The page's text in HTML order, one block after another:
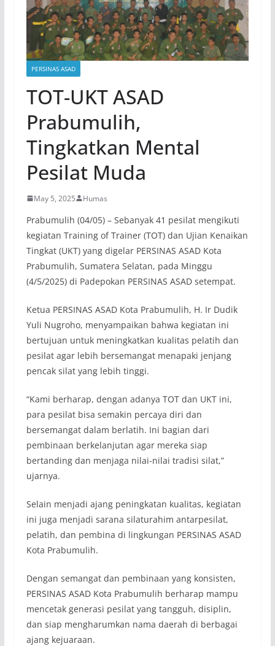
PERSINAS ASAD
TOT-UKT ASAD
Prabumulih,
Tingkatkan Mental
Pesilat Muda
May 5, 2025 Humas
Prabumulih (04/05) – Sebanyak 41 pesilat mengikuti
kegiatan Training of Trainer (TOT) dan Ujian Kenaikan
Tingkat (UKT) yang digelar PERSINAS ASAD Kota
Prabumulih, Sumatera Selatan, pada Minggu
(4/5/2025) di Padepokan PERSINAS ASAD setempat.
Ketua PERSINAS ASAD Kota Prabumulih, H. Ir Dudik
Yuli Nugroho, menyampaikan bahwa kegiatan ini
bertujuan untuk meningkatkan kualitas pelatih dan
pesilat agar lebih bersemangat menapaki jenjang
pencak silat yang lebih tinggi.
“Kami berharap, dengan adanya TOT dan UKT ini,
para pesilat bisa semakin percaya diri dan
bersemangat dalam berlatih. Ini bagian dari
pembinaan berkelanjutan agar mereka siap
bertanding dan menjaga nilai-nilai tradisi silat,”
ujarnya.
Selain menjadi ajang peningkatan kualitas, kegiatan
ini juga menjadi sarana silaturahim antarpesilat,
pelatih, dan pembina di lingkungan PERSINAS ASAD
Kota Prabumulih.
Dengan semangat dan pembinaan yang konsisten,
PERSINAS ASAD Kota Prabumulih berharap mampu
mencetak generasi pesilat yang tangguh, disiplin,
dan siap mengharumkan nama daerah di berbagai
ajang kejuaraan.